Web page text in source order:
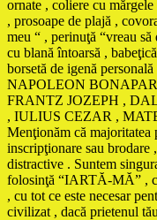
ornate , coliere cu
, prosoape de plajă ,
meu “ , perinuţă “vreau
cu blană întoarsă ,
borsetă de igenă
NAPOLEON
FRANTZ JOZEPH ,
, IULIUS CEZAR ,
Menţionăm că majoritatea
inscripţionare sau brodare
distractive . Suntem
folosinţă “IARTĂ-MĂ” ,
, cu tot ce este necesar
civilizat , dacă prietenul